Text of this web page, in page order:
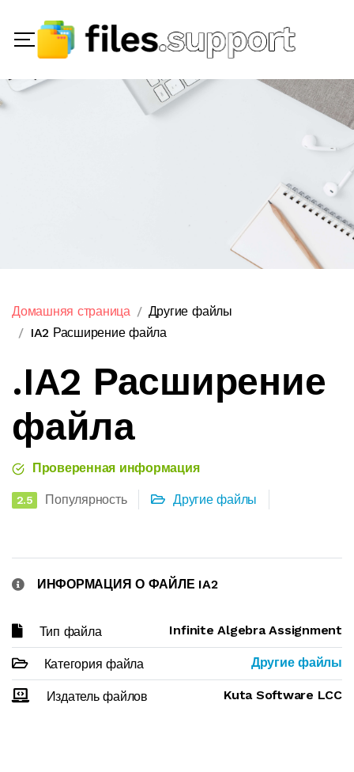
Домашняя страница
Другие файлы
IA2 Расширение файла
.IA2 Расширение
файла
Проверенная информация
2.5 Популярность Другие файлы
ИНФОРМАЦИЯ О ФАЙЛЕ IA2
Тип файла Infinite Algebra Assignment
Категория файла Другие файлы
Издатель файлов Kuta Software LCC